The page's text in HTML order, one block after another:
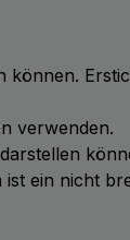
können.
verwenden.
ein nicht